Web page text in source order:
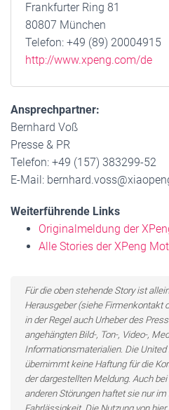
Frankfurter Ring 81
80807 München
Telefon: +49 (89) 20004915
http://www.xpeng.com/de
Ansprechpartner:
Bernhard Voß
Presse & PR
Telefon: +49 (157) 383299-52
E-Mail:
Weiterführende Links
Originalmeldung der
Alle Stories der XPeng
Für die oben stehende Story ist
Herausgeber (siehe Firmenkontakt
in der Regel auch Urheber des
angehängten Bild-, Ton-, Video-,
Informationsmaterialien. Die
übernimmt keine Haftung für die
der dargestellten Meldung. Auch
anderen Störungen haftet sie nur